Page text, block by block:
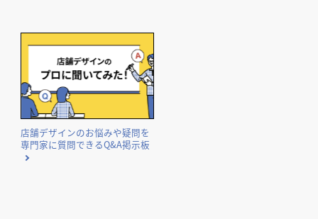
店舗デザインのお悩みや疑問を
専門家に質問できるQ&A掲示板